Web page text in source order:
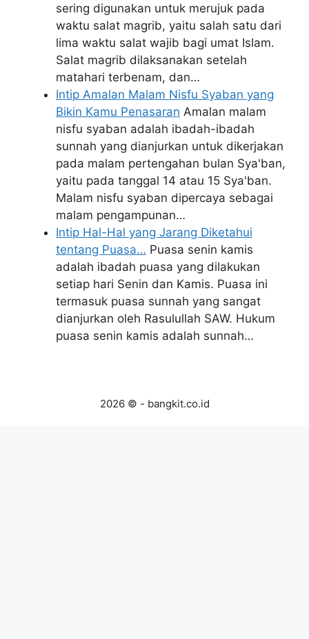
sering digunakan untuk merujuk pada
waktu salat magrib, yaitu salah satu dari
lima waktu salat wajib bagi umat Islam.
Salat magrib dilaksanakan setelah
matahari terbenam, dan…
Intip Amalan Malam Nisfu Syaban yang
Bikin Kamu Penasaran Amalan malam
nisfu syaban adalah ibadah-ibadah
sunnah yang dianjurkan untuk dikerjakan
pada malam pertengahan bulan Sya'ban,
yaitu pada tanggal 14 atau 15 Sya'ban.
Malam nisfu syaban dipercaya sebagai
malam pengampunan…
Intip Hal-Hal yang Jarang Diketahui
tentang Puasa… Puasa senin kamis
adalah ibadah puasa yang dilakukan
setiap hari Senin dan Kamis. Puasa ini
termasuk puasa sunnah yang sangat
dianjurkan oleh Rasulullah SAW. Hukum
puasa senin kamis adalah sunnah…
2026 © - bangkit.co.id